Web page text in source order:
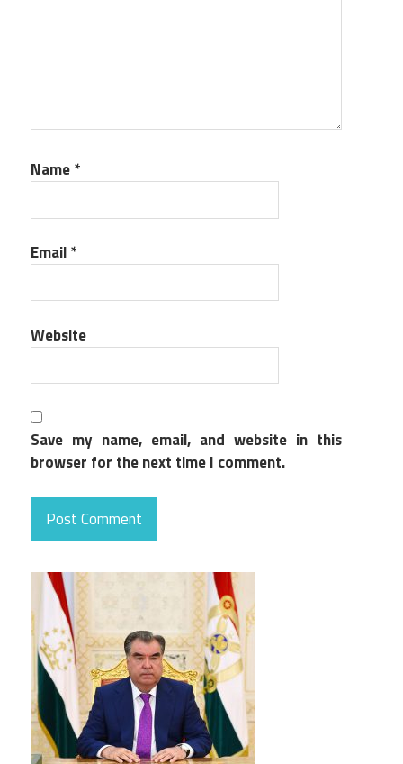
Name*
Email*
Website
Save my name, email, and website in this
browser for the next time I comment.